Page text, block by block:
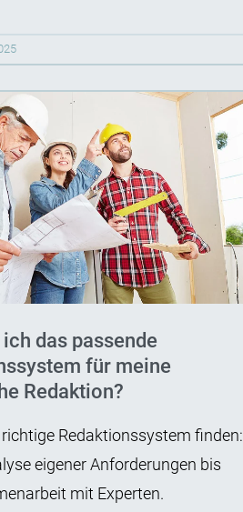
das passende
für meine
Redaktion?
richtige Redaktionssystem finden:
eigener Anforderungen bis
mit Experten.